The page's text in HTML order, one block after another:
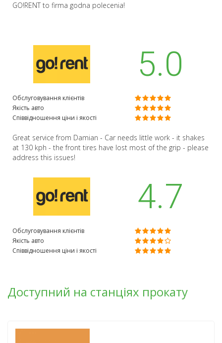
GO!RENT to firma godna polecenia!
5.0
Обслуговування клієнтів
Якість авто
Співвідношення ціни і якості
Great service from Damian - Car needs little work - it shakes
at 130 kph - the front tires have lost most of the grip - please
address this issues!
4.7
Обслуговування клієнтів
Якість авто
Співвідношення ціни і якості
Доступний на станціях прокату